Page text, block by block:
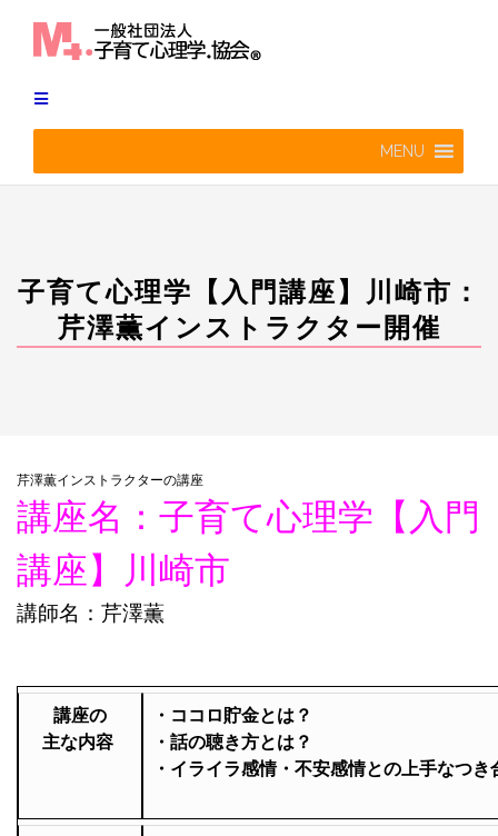
MENU
子育て心理学【入門講座】川崎市：
芹澤薫インストラクター開催
芹澤薫インストラクターの講座
講座名：子育て心理学【入門
講座】川崎市
講師名：芹澤薫
講座の
主な内容
・ココロ貯金とは？
・話の聴き方とは？
・イライラ感情・不安感情との上手なつき